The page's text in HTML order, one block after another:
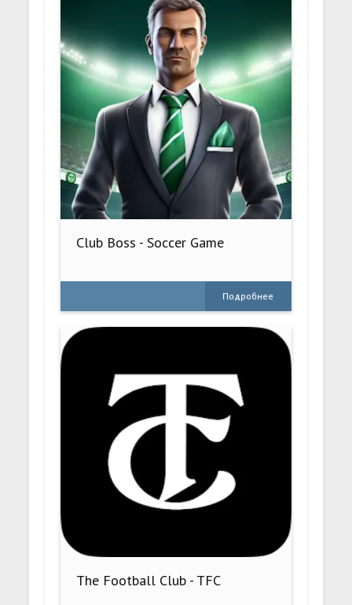
Club Boss - Soccer Game
Подробнее
The Football Club - TFC